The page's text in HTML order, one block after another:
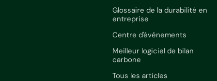
Glossaire de la durabilité en
entreprise
Centre d'événements
Meilleur logiciel de bilan
carbone
Tous les articles